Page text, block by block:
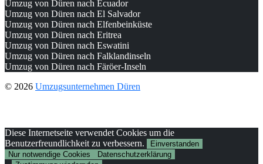
Umzug von Düren nach Ecuador
Umzug von Düren nach El Salvador
Umzug von Düren nach Elfenbeinküste
Umzug von Düren nach Eritrea
Umzug von Düren nach Eswatini
Umzug von Düren nach Falklandinseln
Umzug von Düren nach Färöer-Inseln
© 2026 Umzugsunternehmen Düren
Diese Internetseite verwendet Cookies um die
Benutzerfreundlichkeit zu verbessern.
Einverstanden
Nur notwendige Cookies
Datenschutzerklärung